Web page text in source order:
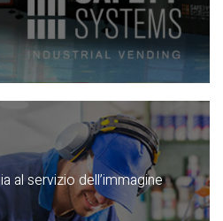
al servizio dell’immagine